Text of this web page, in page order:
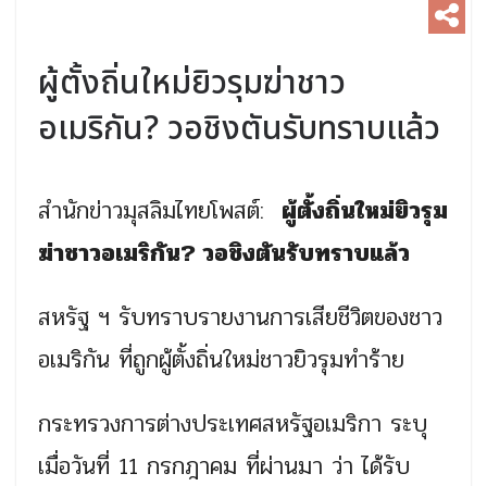
ผู้ตั้งถิ่นใหม่ยิวรุมฆ่าชาว
อเมริกัน? วอชิงตันรับทราบแล้ว
สำนักข่าวมุสลิมไทยโพสต์: ผู้ตั้งถิ่นใหม่ยิวรุม
ฆ่าชาวอเมริกัน? วอชิงตันรับทราบแล้ว
สหรัฐ ฯ รับทราบรายงานการเสียชีวิตของชาว
อเมริกัน ที่ถูกผู้ตั้งถิ่นใหม่ชาวยิวรุมทำร้าย
กระทรวงการต่างประเทศสหรัฐอเมริกา ระบุ
เมื่อวันที่ 11 กรกฎาคม ที่ผ่านมา ว่า ได้รับ